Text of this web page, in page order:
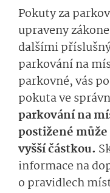
Pokuty za
upraveny
dalšími
parkování na
parkovné, vás
pokuta ve
parkování na
postižené
vyšší částkou.
informace na
o pravidlech